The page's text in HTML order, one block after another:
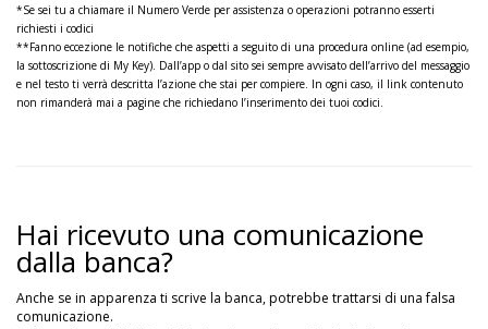
*Se sei tu a chiamare il Numero Verde per assistenza o operazioni potranno esserti
richiesti i codici
**Fanno eccezione le notifiche che aspetti a seguito di una procedura online (ad esempio,
la sottoscrizione di My Key). Dall’app o dal sito sei sempre avvisato dell’arrivo del messaggio
e nel testo ti verrà descritta l’azione che stai per compiere. In ogni caso, il link contenuto
non rimanderà mai a pagine che richiedano l’inserimento dei tuoi codici.
Hai ricevuto una comunicazione
dalla banca?
Anche se in apparenza ti scrive la banca, potrebbe trattarsi di una falsa
comunicazione.